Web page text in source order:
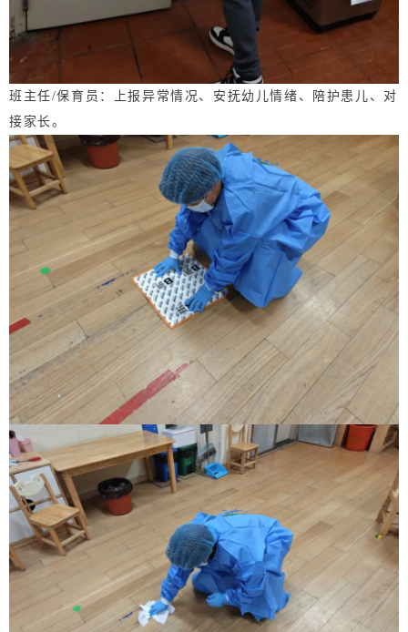
班主任/保育员：上报异常情况、安抚幼儿情绪、陪护患儿、对
接家长。